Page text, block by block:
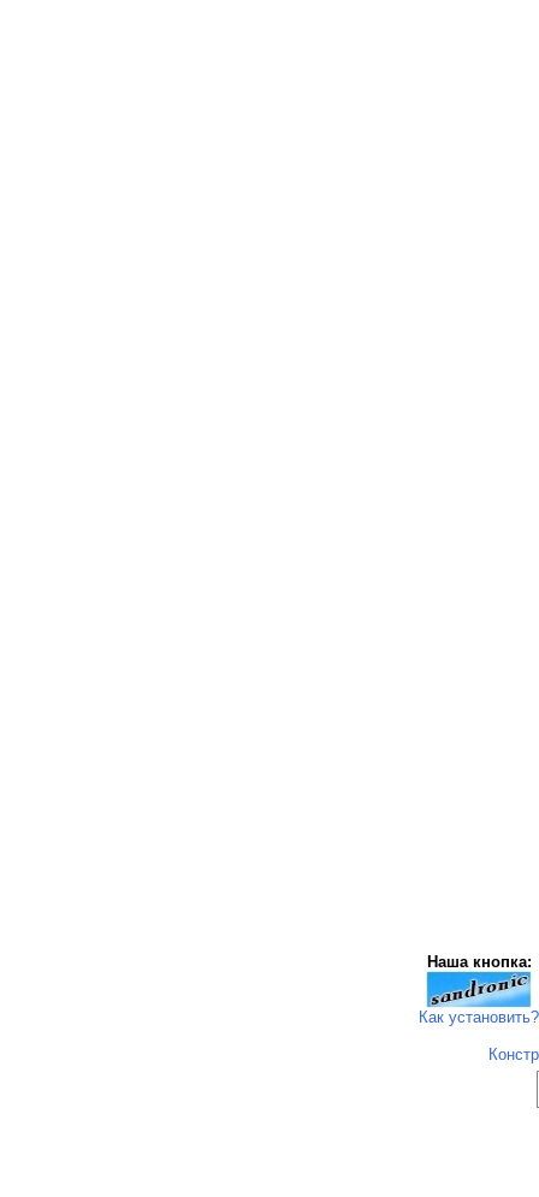
Наша кнопка:
Как установить?